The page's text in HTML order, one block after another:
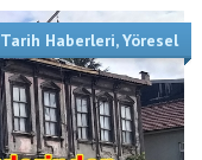
Tarih Haberleri,Yöresel